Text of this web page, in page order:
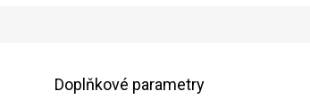
Doplňkové parametry